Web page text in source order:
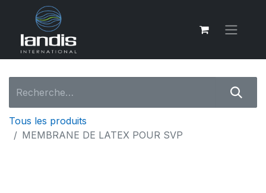
Tous les produits
MEMBRANE DE LATEX POUR SVP